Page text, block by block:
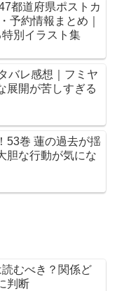
都道府県ポストカ
予約情報まとめ｜
別イラスト集
バレ感想｜フミヤ
展開が苦しすぎる
53巻 蓮の過去が揺
胆な行動が気にな
むべき？関係ど
判断